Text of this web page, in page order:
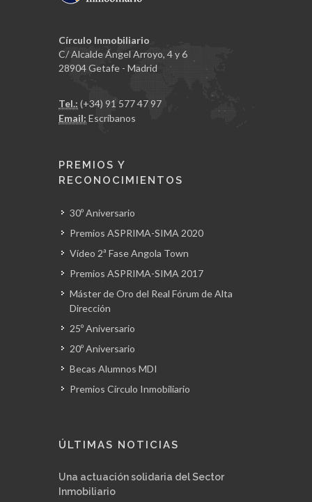
Círculo Inmobiliario
C/ Alcalde Ángel Arroyo, 4 y 6
28904 Getafe - Madrid
Tel.: (+34) 91 577 47 97
Email: Escríbanos
PREMIOS Y
RECONOCIMIENTOS
30º Aniversario
Premios ASPRIMA-SIMA 2020
Vídeo 2ª Fase Angola Town
Premios ASPRIMA-SIMA 2017
Máster de Oro del Real Fórum de Alta
Dirección
25º Aniversario
20º Aniversario
Becas Alumnos MDI
Premios Círculo Inmobiliario
ÚLTIMAS NOTICIAS
Una actuación solidaria del Sector
Inmobiliario